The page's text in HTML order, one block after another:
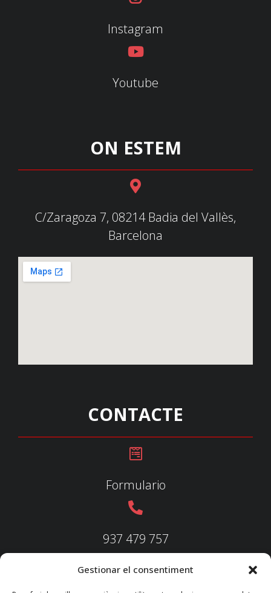
Gestionar el consentiment
Instagram
Youtube
ON ESTEM
C/Zaragoza 7, 08214 Badia del Vallès,
Barcelona
CONTACTE
Formulario
937 479 757